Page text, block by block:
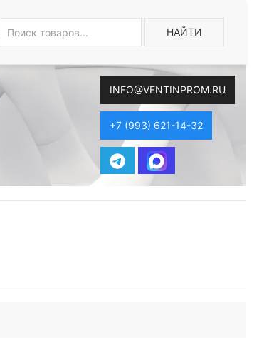
НАЙТИ
INFO@VENTINPROM.RU
+7 (993) 621-14-32